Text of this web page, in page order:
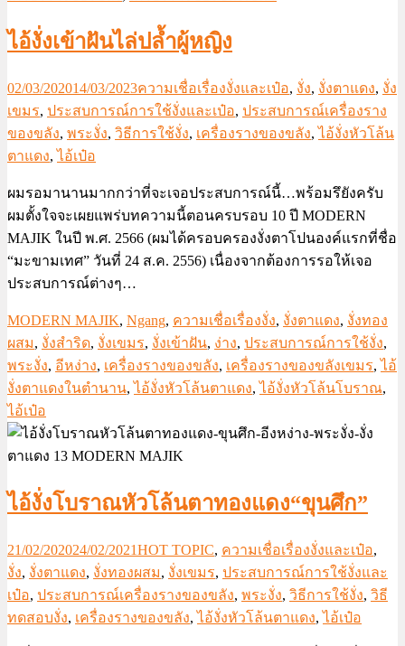
ไอ้งั่งเข้าฝันไล่ปล้ำผู้หญิง
02/03/202014/03/2023ความเชื่อเรื่องงั่งและเป๋อ, งั่ง, งั่งตาแดง, งั่ง
เขมร, ประสบการณ์การใช้งั่งและเป๋อ, ประสบการณ์เครื่องราง
ของขลัง, พระงั่ง, วิธีการใช้งั่ง, เครื่องรางของขลัง,ไอ้งั่งหัวโล้น
ตาแดง,ไอ้เป๋อ
ผมรอมานานมากกว่าที่จะเจอประสบการณ์นี้…พร้อมรึยังครับ
ผมตั้งใจจะเผยแพร่บทความนี้ตอนครบรอบ 10 ปี MODERN
MAJIK ในปี พ.ศ. 2566 (ผมได้ครอบครองงั่งตาโปนองค์แรกที่ชื่อ
“มะขามเทศ” วันที่ 24 ส.ค. 2556) เนื่องจากต้องการรอให้เจอ
ประสบการณ์ต่างๆ…
MODERN MAJIK, Ngang, ความเชื่อเรื่องงั่ง, งั่งตาแดง, งั่งทอง
ผสม, งั่งสำริด, งั่งเขมร, งั่งเข้าฝัน, ง่าง, ประสบการณ์การใช้งั่ง,
พระงั่ง, อีหง่าง, เครื่องรางของขลัง, เครื่องรางของขลังเขมร,ไอ้
งั่งตาแดงในตำนาน,ไอ้งั่งหัวโล้นตาแดง,ไอ้งั่งหัวโล้นโบราณ,
ไอ้เป๋อ
ไอ้งั่งโบราณหัวโล้นตาทองแดง“ขุนศึก”
21/02/202024/02/2021HOT TOPIC, ความเชื่อเรื่องงั่งและเป๋อ,
งั่ง, งั่งตาแดง, งั่งทองผสม, งั่งเขมร, ประสบการณ์การใช้งั่งและ
เป๋อ, ประสบการณ์เครื่องรางของขลัง, พระงั่ง, วิธีการใช้งั่ง, วิธี
ทดสอบงั่ง, เครื่องรางของขลัง,ไอ้งั่งหัวโล้นตาแดง,ไอ้เป๋อ